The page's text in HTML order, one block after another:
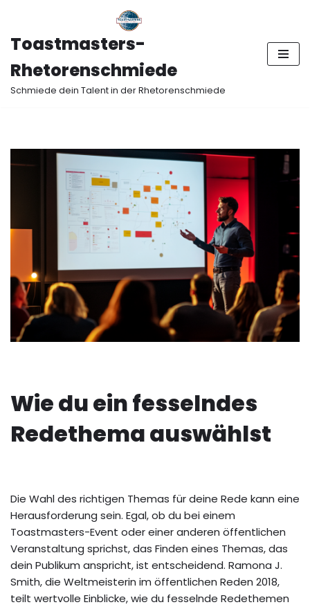
Zum
Inhalt
springen
Toastmasters-
Rhetorenschmiede
Schmiede dein Talent in der Rhetorenschmiede
Wie du ein fesselndes
Redethema auswählst
Die Wahl des richtigen Themas für deine Rede kann eine
Herausforderung sein. Egal, ob du bei einem
Toastmasters-Event oder einer anderen öffentlichen
Veranstaltung sprichst, das Finden eines Themas, das
dein Publikum anspricht, ist entscheidend. Ramona J.
Smith, die Weltmeisterin im öffentlichen Reden 2018,
teilt wertvolle Einblicke, wie du fesselnde Redethemen